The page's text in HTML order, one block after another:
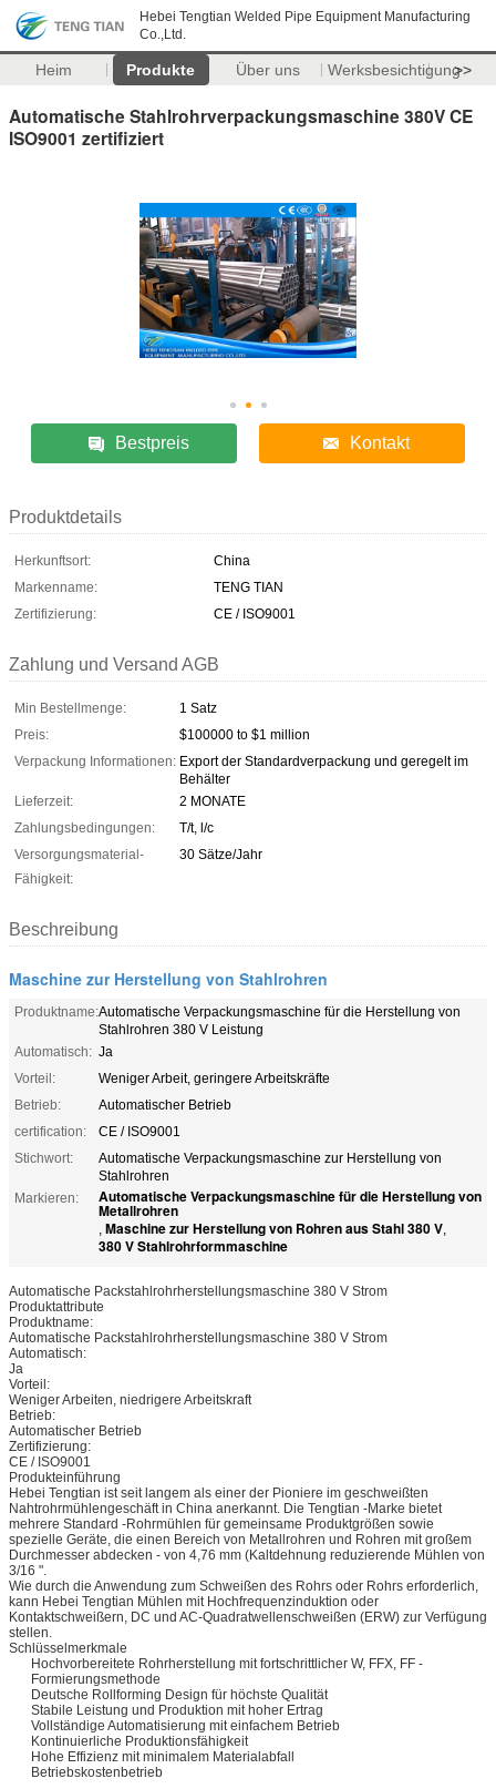
Hebei Tengtian Welded Pipe Equipment Manufacturing
Co.,Ltd.
Heim Produkte Über uns Werksbesichtigung>>
Automatische Stahlrohrverpackungsmaschine 380V CE
ISO9001 zertifiziert
Bestpreis Kontakt
Produktdetails
Herkunftsort:
China
Markenname:
TENG TIAN
Zertifizierung:
CE / ISO9001
Zahlung und Versand AGB
Min Bestellmenge:
1 Satz
Preis:
$100000 to $1 million
Verpackung Informationen: Export der Standardverpackung und geregelt im
Behälter
Lieferzeit:
2 MONATE
Zahlungsbedingungen:
T/t, l/c
Versorgungsmaterial-
Fähigkeit:
30 Sätze/Jahr
Beschreibung
Maschine zur Herstellung von Stahlrohren
Produktname:Automatische Verpackungsmaschine für die Herstellung von
Stahlrohren 380 V Leistung
Automatisch: Ja
Vorteil:
Weniger Arbeit, geringere Arbeitskräfte
Betrieb:
Automatischer Betrieb
certification:
CE / ISO9001
Stichwort:
Automatische Verpackungsmaschine zur Herstellung von
Stahlrohren
Markieren:
Automatische Verpackungsmaschine für die Herstellung von
Metallrohren
, Maschine zur Herstellung von Rohren aus Stahl 380 V,
380 V Stahlrohrformmaschine
Automatische Packstahlrohrherstellungsmaschine 380 V Strom
Produktattribute
Produktname:
Automatische Packstahlrohrherstellungsmaschine 380 V Strom
Automatisch:
Ja
Vorteil:
Weniger Arbeiten, niedrigere Arbeitskraft
Betrieb:
Automatischer Betrieb
Zertifizierung:
CE / ISO9001
Produkteinführung
Hebei Tengtian ist seit langem als einer der Pioniere im geschweißten
Nahtrohrmühlengeschäft in China anerkannt. Die Tengtian -Marke bietet
mehrere Standard -Rohrmühlen für gemeinsame Produktgrößen sowie
spezielle Geräte, die einen Bereich von Metallrohren und Rohren mit großem
Durchmesser abdecken - von 4,76 mm (Kaltdehnung reduzierende Mühlen von
3/16 ".
Wie durch die Anwendung zum Schweißen des Rohrs oder Rohrs erforderlich,
kann Hebei Tengtian Mühlen mit Hochfrequenzinduktion oder
Kontaktschweißern, DC und AC-Quadratwellenschweißen (ERW) zur Verfügung
stellen.
Schlüsselmerkmale
Hochvorbereitete Rohrherstellung mit fortschrittlicher W, FFX, FF -
Formierungsmethode
Deutsche Rollforming Design für höchste Qualität
Stabile Leistung und Produktion mit hoher Ertrag
Vollständige Automatisierung mit einfachem Betrieb
Kontinuierliche Produktionsfähigkeit
Hohe Effizienz mit minimalem Materialabfall
Betriebskostenbetrieb